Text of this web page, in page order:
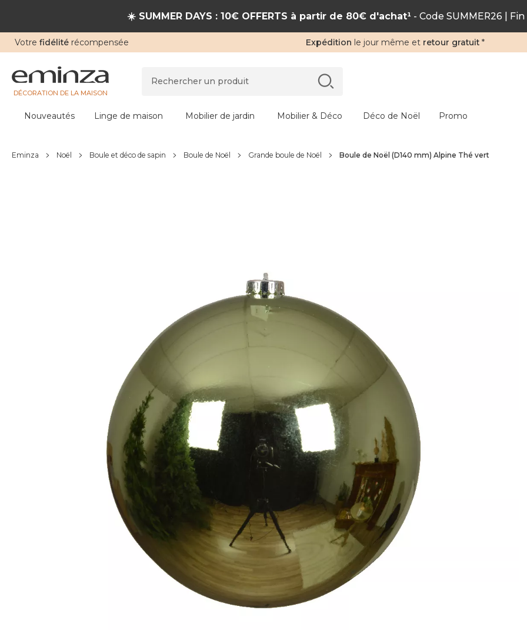
☀️ SUMMER DAYS : 10€ OFFERTS à partir de 80€ d'achat¹- Code SUMMER26 |
Votre fidélité récompensée Expédition le jour même et retour gratuit *
DÉCORATION DE LA MAISON
Nouveautés Linge de maison Mobilier de jardin Mobilier & Déco Déco de Noël Promo
Eminza Noël Boule et déco de sapin Boule de Noël Grande boule de Noël Boule de Noël (D140 mm) Alpine Thé vert